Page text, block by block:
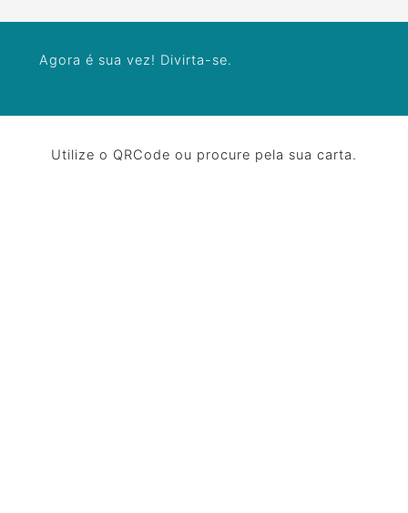
Agora é sua vez! Divirta-se.
Utilize o QRCode ou procure pela sua carta.